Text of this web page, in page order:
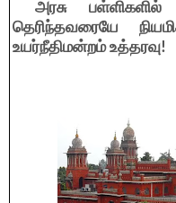
அரசு
தெரிந்தவரையே
உயர்நீதிமன்றம் உத்தரவு!